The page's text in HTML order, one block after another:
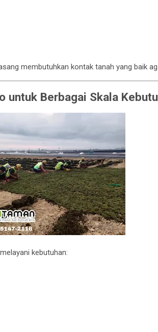
membutuhkan kontak tanah yang baik
untuk Berbagai Skala
kebutuhan: